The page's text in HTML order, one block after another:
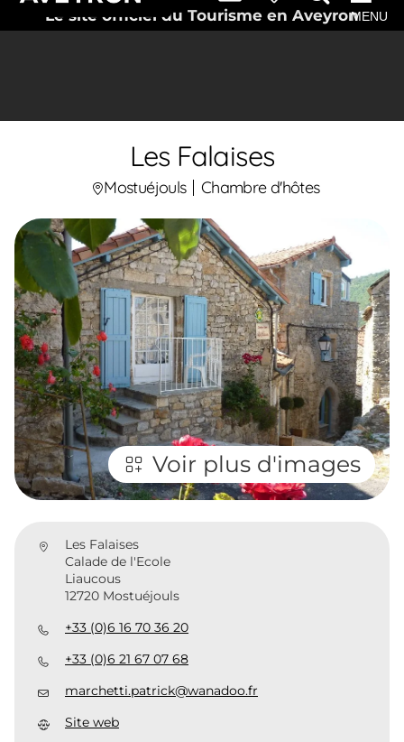
Le site officiel du Tourisme en AveyronMENU
Les Falaises
Mostuéjouls Chambre d'hôtes
Voir plus d'images
Les Falaises
Calade de l'Ecole
Liaucous
12720 Mostuéjouls
+33 (0)6 16 70 36 20
+33 (0)6 21 67 07 68
marchetti.patrick@wanadoo.fr
Site web